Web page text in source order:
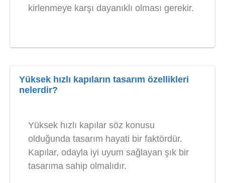
kirlenmeye karşı dayanıklı olması gerekir.
Yüksek hızlı kapıların tasarım özellikleri
nelerdir?
Yüksek hızlı kapılar söz konusu
olduğunda tasarım hayati bir faktördür.
Kapılar, odayla iyi uyum sağlayan şık bir
tasarıma sahip olmalıdır.